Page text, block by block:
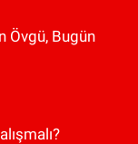
Övgü, Bugün